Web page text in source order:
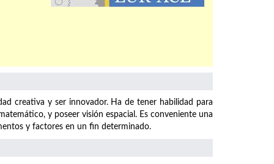
creativa y ser innovador. Ha de tener habilidad para
y poseer visión espacial. Es conveniente una
y factores en un fin determinado.